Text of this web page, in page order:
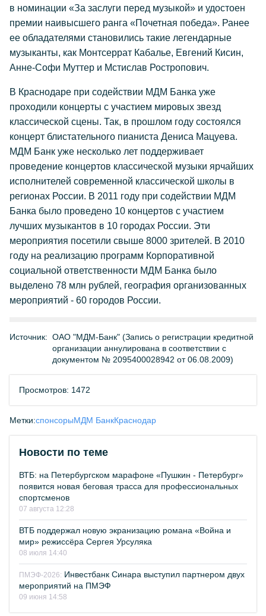
в номинации «За заслуги перед музыкой» и удостоен
премии наивысшего ранга «Почетная победа». Ранее
ее обладателями становились такие легендарные
музыканты, как Монтсеррат Кабалье, Евгений Кисин,
Анне-Софи Муттер и Мстислав Ростропович.
В Краснодаре при содействии МДМ Банка уже
проходили концерты с участием мировых звезд
классической сцены. Так, в прошлом году состоялся
концерт блистательного пианиста Дениса Мацуева.
МДМ Банк уже несколько лет поддерживает
проведение концертов классической музыки ярчайших
исполнителей современной классической школы в
регионах России. В 2011 году при содействии МДМ
Банка было проведено 10 концертов с участием
лучших музыкантов в 10 городах России. Эти
мероприятия посетили свыше 8000 зрителей. В 2010
году на реализацию программ Корпоративной
социальной ответственности МДМ Банка было
выделено 78 млн рублей, география организованных
мероприятий - 60 городов России.
Источник: ОАО "МДМ-Банк" (Запись о регистрации кредитной
организации аннулирована в соответствии с
документом № 2095400028942 от 06.08.2009)
Просмотров: 1472
Метки:спонсорыМДМ БанкКраснодар
Новости по теме
ВТБ: на Петербургском марафоне «Пушкин - Петербург»
появится новая беговая трасса для профессиональных
спортсменов
07 августа 12:28
ВТБ поддержал новую экранизацию романа «Война и
мир» режиссёра Сергея Урсуляка
08 июля 14:40
ПМЭФ-2026: Инвестбанк Синара выступил партнером двух
мероприятий на ПМЭФ
09 июня 14:58